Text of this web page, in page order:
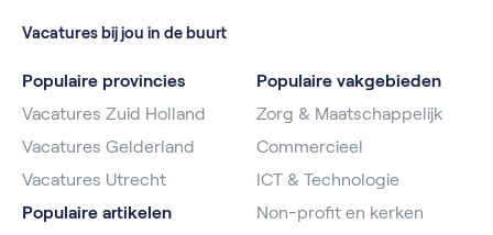
Vacatures bij jou in de buurt
Populaire provincies
Vacatures Zuid Holland
Vacatures Gelderland
Vacatures Utrecht
Populaire artikelen
Populaire vakgebieden
Zorg & Maatschappelijk
Commercieel
ICT & Technologie
Non-profit en kerken